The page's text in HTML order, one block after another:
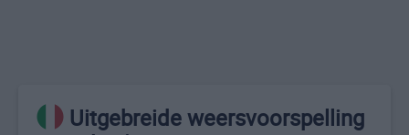
Uitgebreide weersvoorspelling